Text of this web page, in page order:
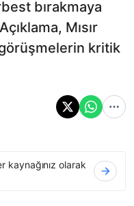
bırakmaya
Mısır
kritik
kaynağınız olarak